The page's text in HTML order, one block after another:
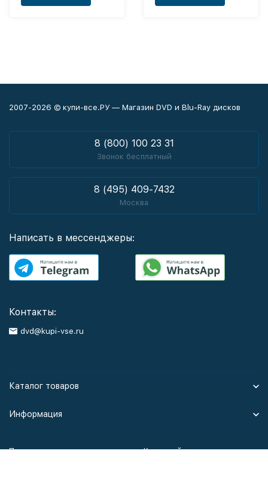
2007-2026 © купи-все.РУ — Магазин DVD и Blu-Ray дисков
8 (800) 100 23 31
Звонок бесплатный
8 (495) 409-7432
Москва
Написать в мессенджеры:
Контакты:
dvd@kupi-vse.ru
Каталог товаров
Информация
Политика персональных данных Карта сайта